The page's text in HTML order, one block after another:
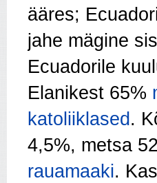
ääres;
jahe mägine
Ecuadorile
Elanikest 65%
katoliiklased .
4,5%, metsa
rauamaaki.